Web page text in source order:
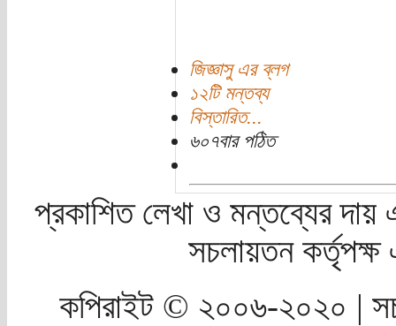
জিজ্ঞাসু এর ব্লগ
১২টি মন্তব্য
বিস্তারিত...
৬০৭বার পঠিত
প্রকাশিত লেখা ও মন্তব্যের দায়
সচলায়তন
কপিরাইট © ২০০৬-২০২০ |